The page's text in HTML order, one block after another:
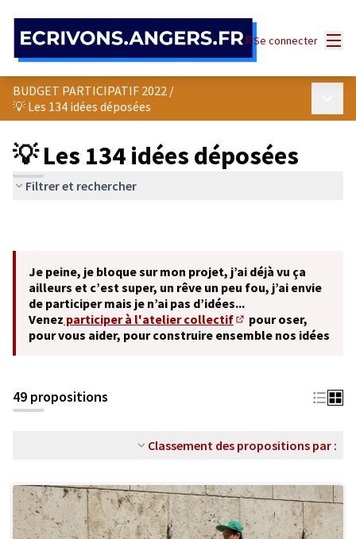
Se connecter
BUDGET PARTICIPATIF 2022 /
💡 Les 134 idées déposées
💡 Les 134 idées déposées
Filtrer et rechercher
Je peine, je bloque sur mon projet, j’ai déjà vu ça
ailleurs et c’est super, un rêve un peu fou, j’ai envie
de participer mais je n’ai pas d’idées...
Venez participer à l'atelier collectif
(S'ouvre dans un
pour oser,
pour vous aider, pour construire ensemble nos idées
49 propositions
Classement des propositions par :